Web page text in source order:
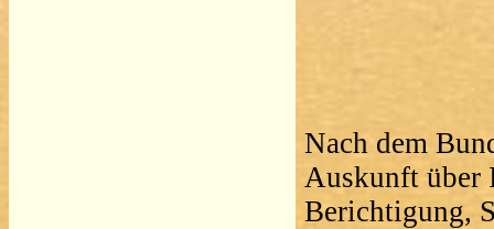
Nach dem
Auskunft über
Berichtigung,